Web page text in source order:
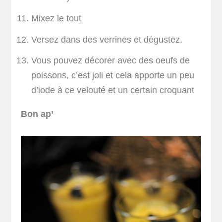
Mixez le tout
Versez dans des verrines et dégustez.
Vous pouvez décorer avec des oeufs de
poissons, c’est joli et cela apporte un peu
d’iode à ce velouté et un certain croquant
Bon ap’